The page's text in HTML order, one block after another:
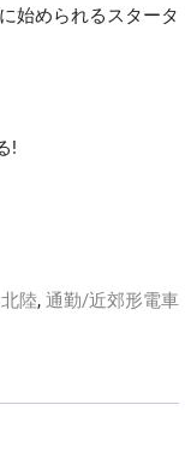
始められるスタータ
!
陸,通勤/近郊形電車